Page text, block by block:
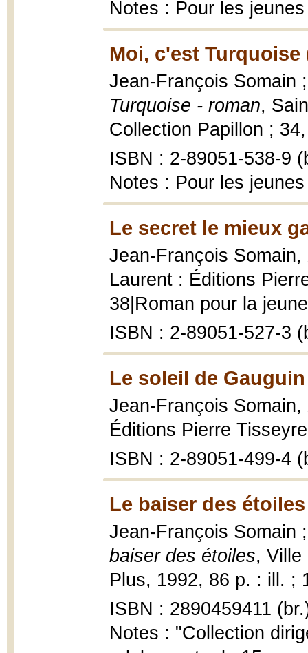
Notes : Pour les jeunes
Moi, c'est Turquoise
Jean-François
Turquoise - roman,
Collection Papillon ;
ISBN : 2-89051-538-9
Notes : Pour les jeunes
Le secret le mieux
Jean-François Somain,
Laurent : Éditions
38|Roman pour la
ISBN : 2-89051-527-3
Le soleil de Gauguin
Jean-François Somain,
Éditions Pierre
ISBN : 2-89051-499-4
Le baiser des étoiles
Jean-François
baiser des étoiles, Ville
Plus, 1992, 86 p. : ill. ;
ISBN : 2890459411
Notes : "Collection